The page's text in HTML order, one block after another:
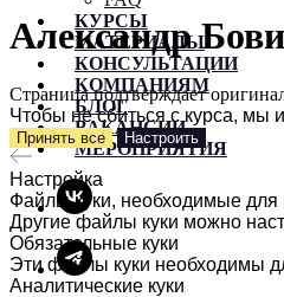
КУРСЫ
МАТЕРИАЛЫ
КОНСУЛЬТАЦИИ
КОМПАНИЯМ
БЛОГ
ВАКАНСИИ
МЕРОПРИЯТИЯ
Александр
Страница подтверждает
Чтобы не сбиться с курса, мы
Принять все Настроить
Настройка
Файлы куки, необходимые для
Другие файлы куки можно
Обязательные куки
Эти файлы куки необходимы
Аналитические куки